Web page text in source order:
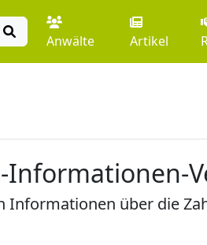
Anwälte Artikel
Informationen-
über die